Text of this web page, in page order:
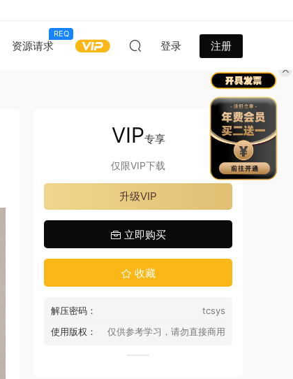
资源请求
REQ
登录 注册
VIP专享
仅限VIP下载
升级VIP
立即购买
收藏
解压密码：
tcsys
使用版权：
仅供参考学习，请勿直接商用